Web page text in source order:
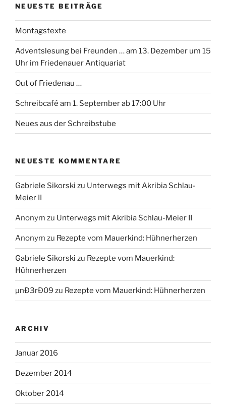
NEUESTE BEITRÄGE
Montagstexte
Adventslesung bei Freunden … am 13. Dezember um 15
Uhr im Friedenauer Antiquariat
Out of Friedenau …
Schreibcafé am 1. September ab 17:00 Uhr
Neues aus der Schreibstube
NEUESTE KOMMENTARE
Gabriele Sikorski zu Unterwegs mit Akribia Schlau-
Meier II
Anonym zu Unterwegs mit Akribia Schlau-Meier II
Anonym zu Rezepte vom Mauerkind: Hühnerherzen
Gabriele Sikorski zu Rezepte vom Mauerkind:
Hühnerherzen
µnÐ3rÐ09 zu Rezepte vom Mauerkind: Hühnerherzen
ARCHIV
Januar 2016
Dezember 2014
Oktober 2014